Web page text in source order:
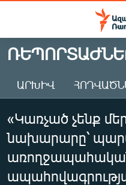
Մատչելիության
Անցնել
հիմնական
Անցնել
հիմնական
մենյուին
Որոնում
ԱԶԱՏՈՒԹՅՈՒՆ TV
ՀԱՅԱՍՏԱՆ
ԸՆՏՐՈՒԹՅՈՒՆՆԵՐ 2026
ԻՐԱՎՈՒՆՔ
ՀԱՍԱՐԱԿՈՒԹՅՈՒՆ
ԱՐԽԻՎ
«Կառչած չենք
նախարարը՝